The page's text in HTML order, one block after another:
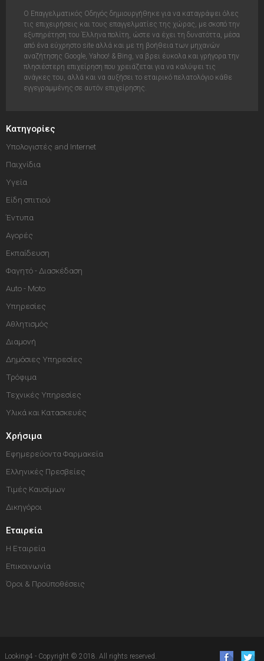
Ο Επαγγελματικός Οδηγός δημιουργήθηκε για να καταγράψει όλες
τις επιχειρήσεις και τους επαγγελματίες της χώρας, με σκοπό την
εξυπηρέτηση του Έλληνα πολίτη, ώστε να έχει τη δυνατόττα, μέσα
από ένα εύχρηστο site αλλά και με τη βοήθεια των μηχανών
αναζήτησης Google, Yahoo! & Bing, να βρει έυκολα και γρήγορα την
πλησιέστερη επιχείρηση που χρειάζεται για να καλύψει τις
ανάγκες του, αλλά και να αυξήσει το εταιρικό πελατολόγιο κάθε
εγγεγραμμένης σε αυτόν επιχείρησης.
Κατηγορίες
Υπολογιστές and Internet
Παιχνίδια
Υγεία
Είδη σπιτιού
Έντυπα
Αγορές
Εκπαίδευση
Φαγητό - Διασκέδαση
Auto - Moto
Υπηρεσίες
Αθλητισμός
Διαμονή
Δημόσιες Υπηρεσίες
Τρόφιμα
Τεχνικές Υπηρεσίες
Υλικά και Κατασκευές
Χρήσιμα
Εφημερεύοντα Φαρμακεία
Ελληνικές Πρεσβείες
Τιμές Καυσίμων
Δικηγόροι
Εταιρεία
Η Εταιρεία
Επικοινωνία
Όροι & Προϋποθέσεις
Looking4 - Copyright © 2018. All rights reserved.